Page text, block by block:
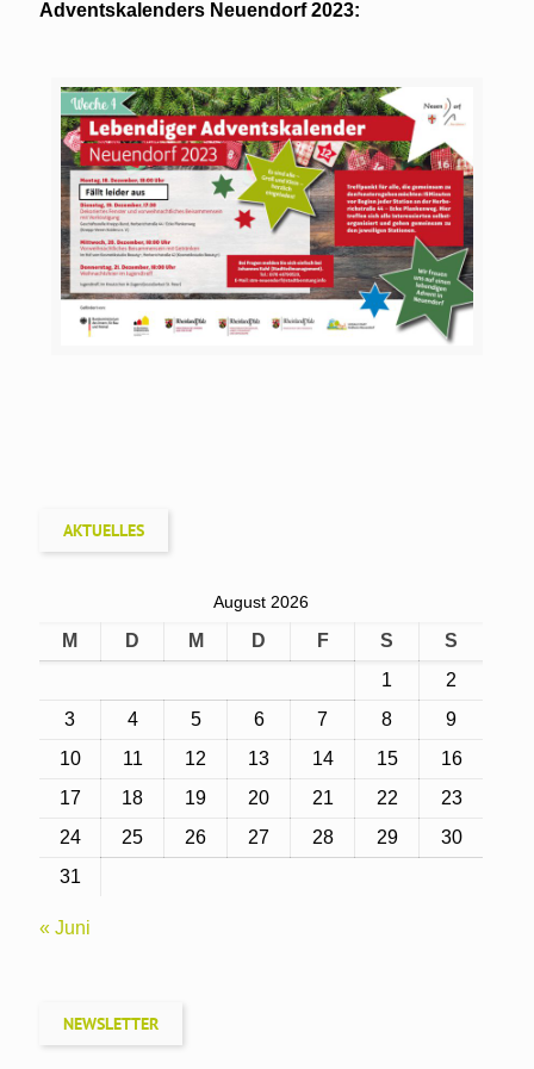
Adventskalenders Neuendorf 2023:
AKTUELLES
August 2026
M D M D F S
S
1
2
3
4 5 6 7 8
9
10
11 12 13 14 15
16
17
18 19 20 21 22
23
24
25 26 27 28 29
30
31
« Juni
NEWSLETTER